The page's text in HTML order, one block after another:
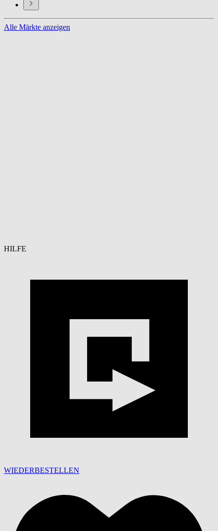
Alle Märkte anzeigen
HILFE
WIEDERBESTELLEN